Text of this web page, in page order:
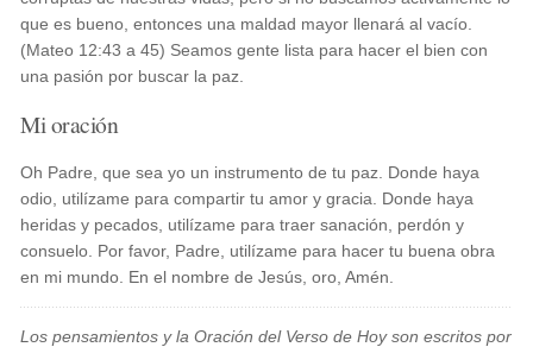
que es bueno, entonces una maldad mayor llenará al vacío.
(Mateo 12:43 a 45) Seamos gente lista para hacer el bien con
una pasión por buscar la paz.
Mi oración
Oh Padre, que sea yo un instrumento de tu paz. Donde haya
odio, utilízame para compartir tu amor y gracia. Donde haya
heridas y pecados, utilízame para traer sanación, perdón y
consuelo. Por favor, Padre, utilízame para hacer tu buena obra
en mi mundo. En el nombre de Jesús, oro, Amén.
Los pensamientos y la Oración del Verso de Hoy son escritos por